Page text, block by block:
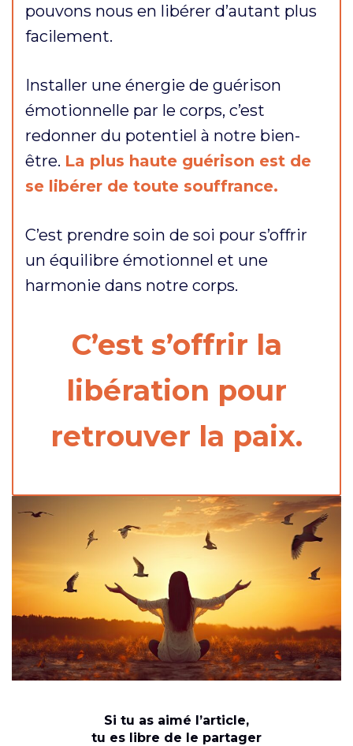
pouvons nous en libérer d’autant plus
facilement.
Installer une énergie de guérison
émotionnelle par le corps, c’est
redonner du potentiel à notre bien-
être. La plus haute guérison est de
se libérer de toute souffrance.
C’est prendre soin de soi pour s’offrir
un équilibre émotionnel et une
harmonie dans notre corps.
C’est s’offrir la
libération pour
retrouver la paix.
Si tu as aimé l’article,
tu es libre de le partager